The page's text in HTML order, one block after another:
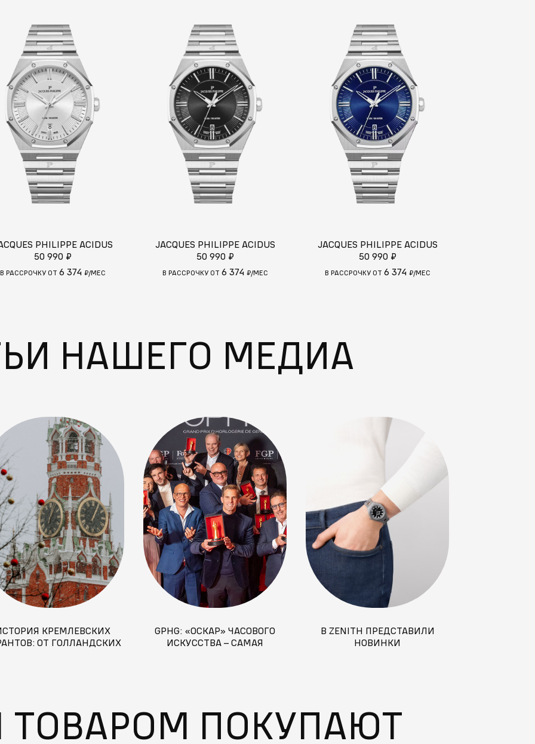
PHILIPPE ACIDUS
50 990 ₽
В РАССРОЧКУ ОТ 6 374 ₽/МЕС
JACQUES PHILIPPE ACIDUS
50 990 ₽
В РАССРОЧКУ ОТ 6 374 ₽/МЕС
JACQUES PHILIPPE ACIDUS
50 990 ₽
В РАССРОЧКУ ОТ 6 374 ₽/МЕС
НАШЕГО МЕДИА
КРЕМЛЕВСКИХ
ОТ ГОЛЛАНДСКИХ
GPHG: «ОСКАР» ЧАСОВОГО
ИСКУССТВА – САМАЯ
В ZENITH ПРЕДСТАВИЛИ
НОВИНКИ
ТОВАРОМ ПОКУПАЮТ